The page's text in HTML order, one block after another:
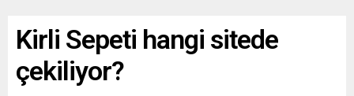
Kirli Sepeti hangi sitede
çekiliyor?